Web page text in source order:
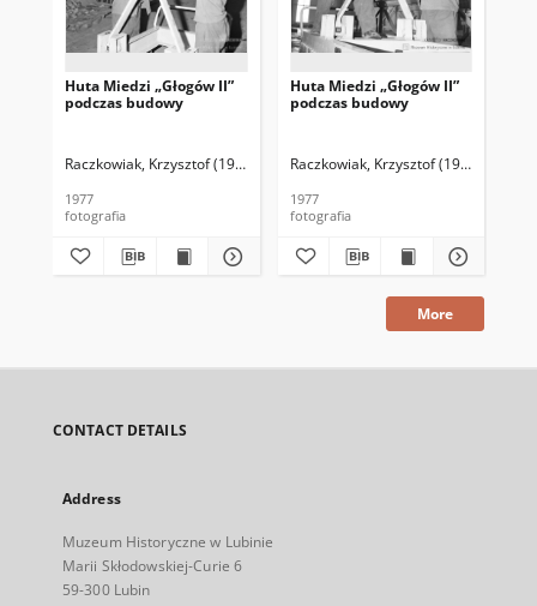
Huta Miedzi „Głogów II”
podczas budowy
Raczkowiak, Krzysztof (1952–2016)
1977
fotografia
Huta Miedzi „Głogów II”
podczas budowy
Raczkowiak, Krzysztof (1952–2016)
1977
fotografia
More
CONTACT DETAILS
Address
Muzeum Historyczne w Lubinie
Marii Skłodowskiej-Curie 6
59-300 Lubin